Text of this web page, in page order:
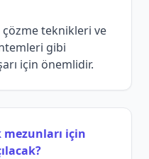
teknikleri ve
gibi
için önemlidir.
mezunları için